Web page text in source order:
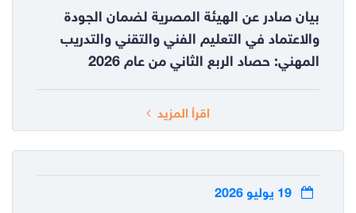
بيان صادر عن الهيئة المصرية لضمان الجودة
والاعتماد في التعليم الفني والتقني والتدريب
المهني: حصاد الربع الثاني من عام 2026
اقرأ المزيد